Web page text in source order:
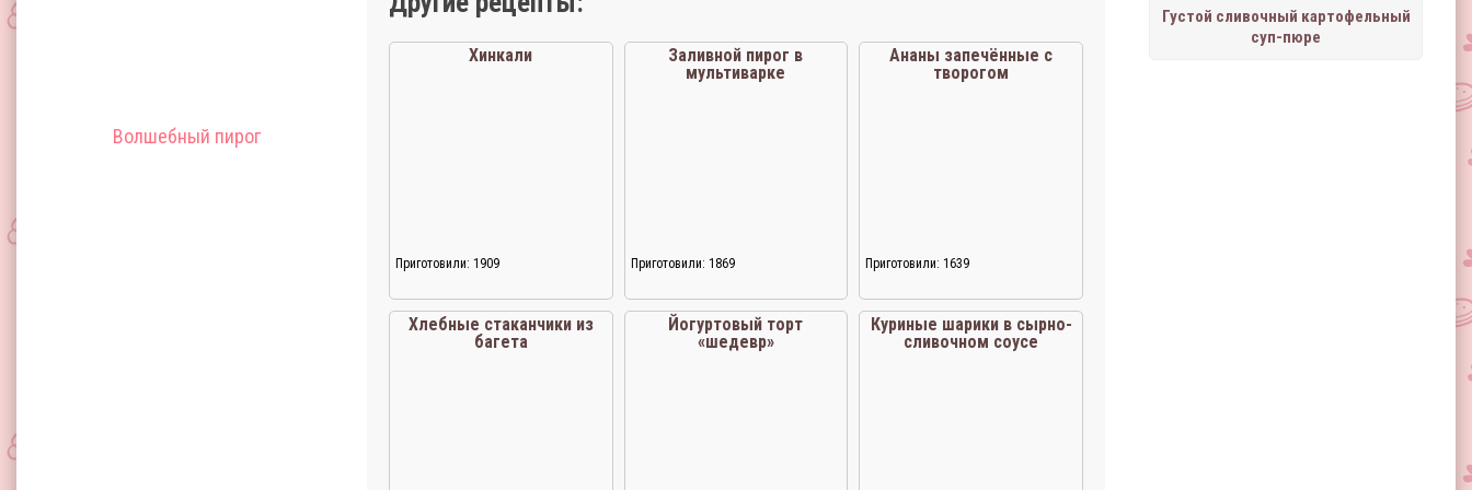
Волшебный пирог
Густой сливочный картофельный
суп-пюре
Хинкали
Приготовили: 1909
Заливной пирог в
мультиварке
Приготовили: 1869
Ананы запечённые с
творогом
Приготовили: 1639
Хлебные стаканчики из
багета
Йогуртовый торт
«шедевр»
Куриные шарики в сырно-
сливочном соусе